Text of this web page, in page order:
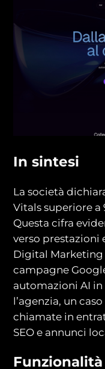
In sintesi
La società
Vitals superiore
Questa cifra
verso prestazioni
Digital Marketing
campagne
automazioni AI
l’agenzia, un
chiamate in
SEO e annunci